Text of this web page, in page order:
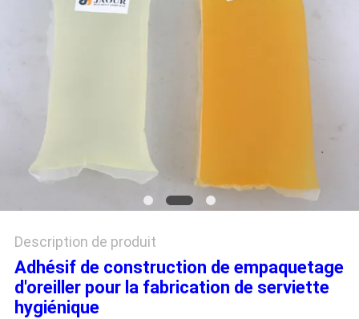
CONFIDENTIALITÉ
Description de produit
Adhésif de construction de empaquetage
d'oreiller pour la fabrication de serviette
hygiénique